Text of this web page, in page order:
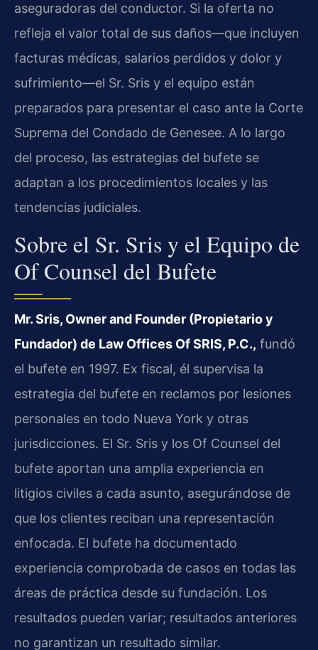
aseguradoras del conductor. Si la oferta no
refleja el valor total de sus daños—que incluyen
facturas médicas, salarios perdidos y dolor y
sufrimiento—el Sr. Sris y el equipo están
preparados para presentar el caso ante la Corte
Suprema del Condado de Genesee. A lo largo
del proceso, las estrategias del bufete se
adaptan a los procedimientos locales y las
tendencias judiciales.
Sobre el Sr. Sris y el Equipo de
Of Counsel del Bufete
Mr. Sris, Owner and Founder (Propietario y
Fundador) de Law Offices Of SRIS, P.C., fundó
el bufete en 1997. Ex fiscal, él supervisa la
estrategia del bufete en reclamos por lesiones
personales en todo Nueva York y otras
jurisdicciones. El Sr. Sris y los Of Counsel del
bufete aportan una amplia experiencia en
litigios civiles a cada asunto, asegurándose de
que los clientes reciban una representación
enfocada. El bufete ha documentado
experiencia comprobada de casos en todas las
áreas de práctica desde su fundación. Los
resultados pueden variar; resultados anteriores
no garantizan un resultado similar.